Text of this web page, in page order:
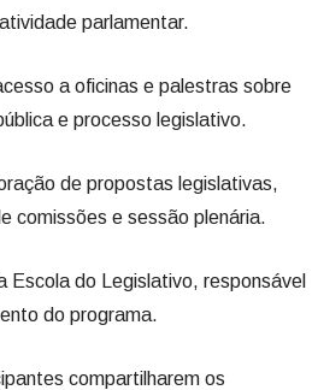
parlamentar.
a oficinas e palestras sobre
e processo legislativo.
de propostas legislativas,
comissões e sessão plenária.
Escola do Legislativo, responsável
do programa.
compartilharem os